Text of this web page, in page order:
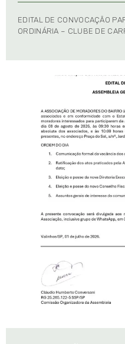
EDITAL DE CONVOCAÇÃO
ORDINÁRIA – CLUBE DE